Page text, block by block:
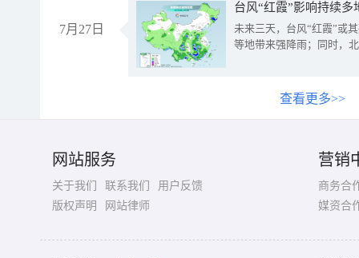
7月27日
台风“红霞”影响持续
未来三天，台风“红霞”或
等地带来强降雨；同时，
查看更多>>
网站服务
关于我们 联系我们
用户反馈
版权声明
网站律师
营销
商务合
媒资合